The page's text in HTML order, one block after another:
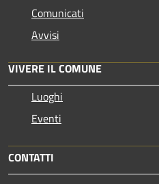
Comunicati
Avvisi
VIVERE IL COMUNE
Luoghi
Eventi
CONTATTI